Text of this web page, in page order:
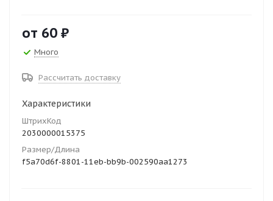
от 60 ₽
Много
Рассчитать доставку
Характеристики
ШтрихКод
2030000015375
Размер/Длина
f5a70d6f-8801-11eb-bb9b-002590aa1273